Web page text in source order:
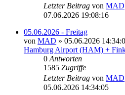
Letzter Beitrag von MAD
07.06.2026 19:08:16
05.06.2026 - Freitag
von MAD » 05.06.2026
Hamburg Airport (HAM) +
0 Antworten
1585 Zugriffe
Letzter Beitrag von MAD
05.06.2026 14:34:05